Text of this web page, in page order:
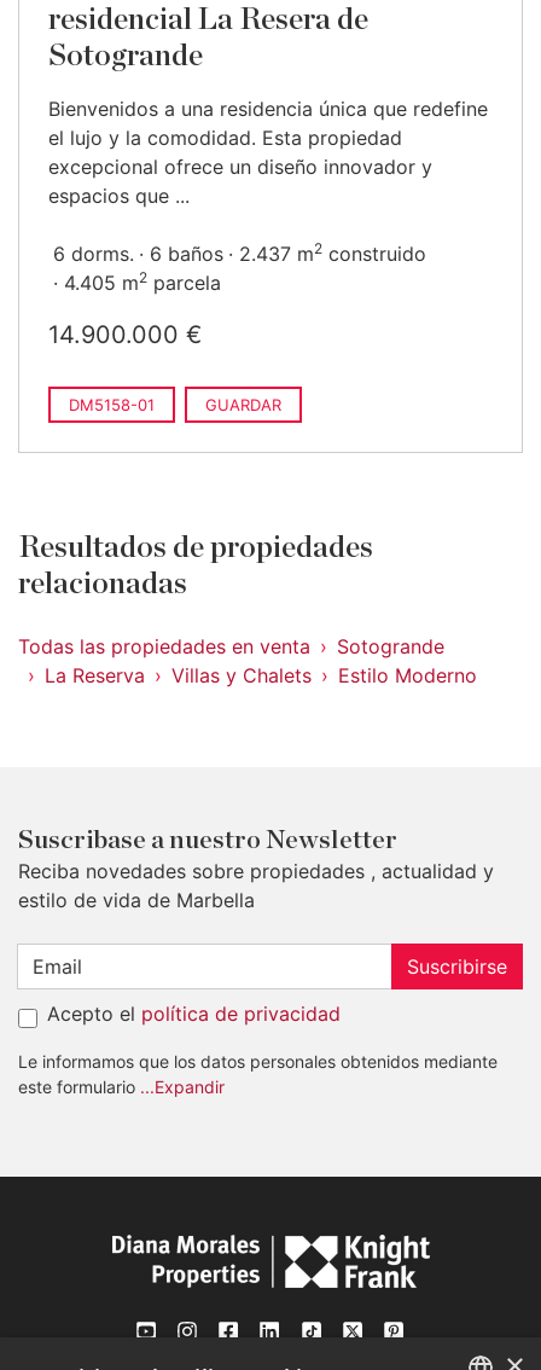
residencial La Resera de
Sotogrande
Bienvenidos a una residencia única que redefine
el lujo y la comodidad. Esta propiedad
excepcional ofrece un diseño innovador y
espacios que ...
6 dorms. 6 baños 2.437 m2 construido
4.405 m2 parcela
14.900.000 €
DM5158-01 GUARDAR
Resultados de propiedades
relacionadas
Todas las propiedades en venta
Sotogrande
La Reserva
Villas y Chalets Estilo Moderno
Suscribase a nuestro Newsletter
Reciba novedades sobre propiedades , actualidad y
estilo de vida de Marbella
Suscribirse
Acepto el política de privacidad
Le informamos que los datos personales obtenidos mediante
este formulario ...Expandir